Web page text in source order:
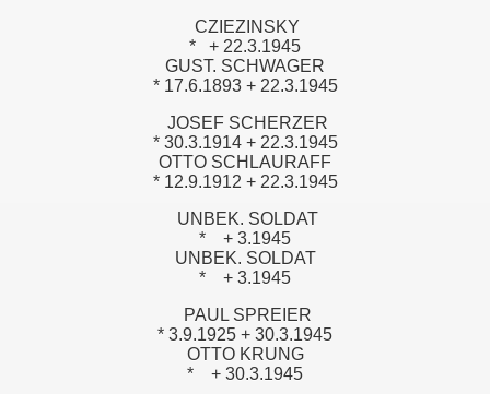
CZIEZINSKY
*
+ 22.3.1945
GUST. SCHWAGER
* 17.6.1893 + 22.3.1945
JOSEF SCHERZER
* 30.3.1914 + 22.3.1945
OTTO SCHLAURAFF
* 12.9.1912 + 22.3.1945
UNBEK. SOLDAT
*
+ 3.1945
UNBEK. SOLDAT
*
+ 3.1945
PAUL SPREIER
* 3.9.1925 + 30.3.1945
OTTO KRUNG
*
+ 30.3.1945